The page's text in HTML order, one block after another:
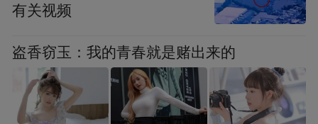
阳光出行等应用则分别推出超省卡券、每日
来说，鸿蒙原生版平安好车主上线了“车主年
货节”，车主朋友们可以在线上以更优惠的价
格购买各类年货产品，还有机会赢得加油券
有关视频
盗香窃玉：我的青春就是赌出来的